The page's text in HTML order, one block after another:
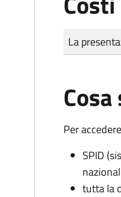
Tipo di
Importo
La
Per
SPID
tutta la